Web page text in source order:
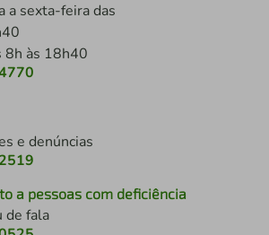
a sexta-feira das
8h às 18h40
e denúncias
a pessoas com deficiência
de fala